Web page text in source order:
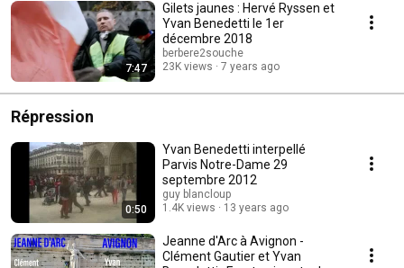
7:47
Gilets jaunes : Hervé Ryssen et
Yvan Benedetti le 1er
décembre 2018
berbere2souche
23K views
7 years ago
Répression
0:50
Yvan Benedetti interpellé
Parvis Notre-Dame 29
septembre 2012
guy blancloup
1.4K views
13 years ago
Jeanne d'Arc à Avignon -
Clément Gautier et Yvan